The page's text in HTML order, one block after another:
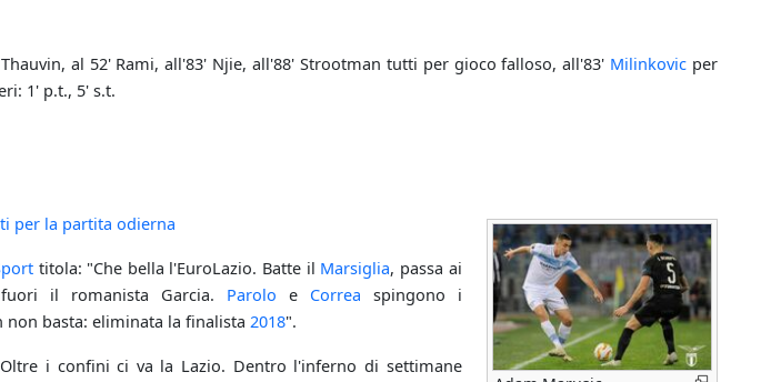
al 52' Rami, all'83' Njie, all'88' Strootman tutti per gioco falloso, all'83' Milinkovic per
1' p.t., 5' s.t.
per la partita odierna
titola: "Che bella l'EuroLazio. Batte il Marsiglia, passa ai
il romanista Garcia. Parolo e Correa spingono i
non basta: eliminata la finalista2018".
i confini ci va la Lazio. Dentro l'inferno di settimane